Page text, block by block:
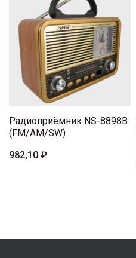
Радиоприёмник NS-8898B
(FM/AM/SW)
982,10 ₽